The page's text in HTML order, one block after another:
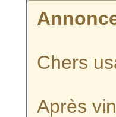
Chers
Après